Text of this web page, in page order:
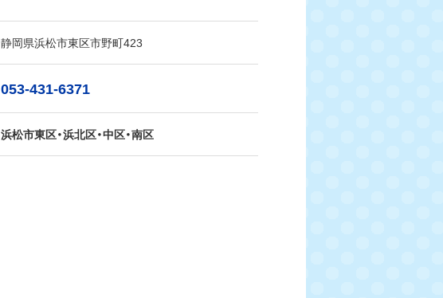
静岡県浜松市東区市野町423
053-431-6371
浜松市東区・浜北区・中区・南区